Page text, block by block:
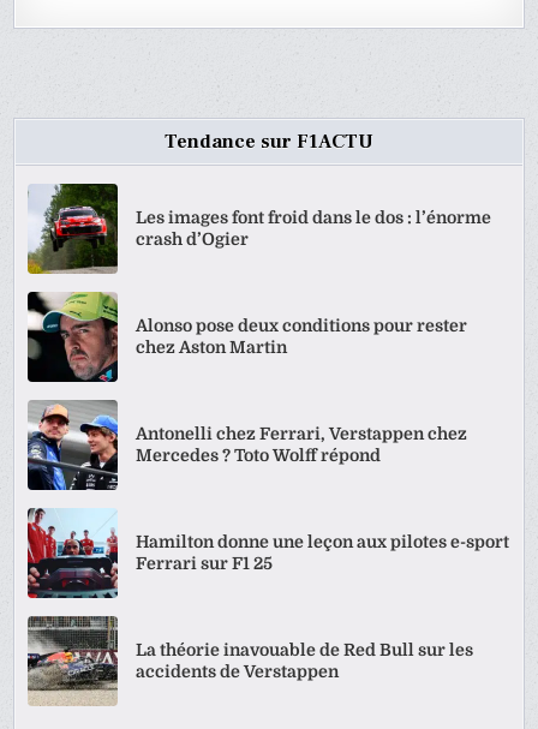
Tendance sur F1ACTU
Les images font froid dans le dos : l’énorme
crash d’Ogier
Alonso pose deux conditions pour rester
chez Aston Martin
Antonelli chez Ferrari, Verstappen chez
Mercedes ? Toto Wolff répond
Hamilton donne une leçon aux pilotes e-sport
Ferrari sur F1 25
La théorie inavouable de Red Bull sur les
accidents de Verstappen